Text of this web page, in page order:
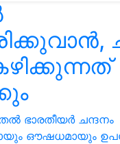
ഭാരതീയർ ചന്ദനം
ഔഷധമായും